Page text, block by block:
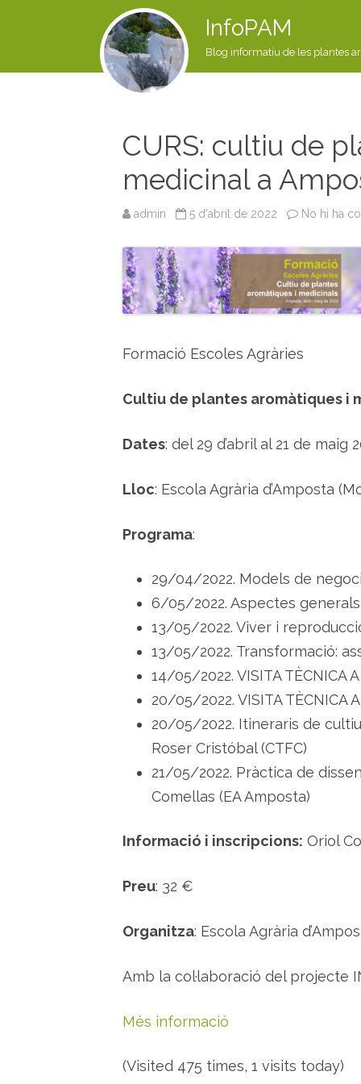
InfoPAM
Blog informatiu de les plantes
CURS: cultiu de
medicinal a
admin 5 d'abril de 2022 No hi ha
Formació Escoles Agràries
Cultiu de plantes aromàtiques i
Dates: del 29 d’abril al 21 de maig
Lloc: Escola Agrària d’Amposta
Programa:
29/04/2022. Models de
6/05/2022. Aspectes generals
13/05/2022. Viver i
13/05/2022. Transformació:
14/05/2022. VISITA TÈCNICA A
20/05/2022. VISITA TÈCNICA A
20/05/2022. Itineraris de
Roser Cristóbal (CTFC)
21/05/2022. Pràctica de
Comellas (EA Amposta)
Informació i inscripcions: Oriol
Preu: 32 €
Organitza: Escola Agrària
Amb la col·laboració del projecte
Més informació
(Visited 475 times, 1 visits today)